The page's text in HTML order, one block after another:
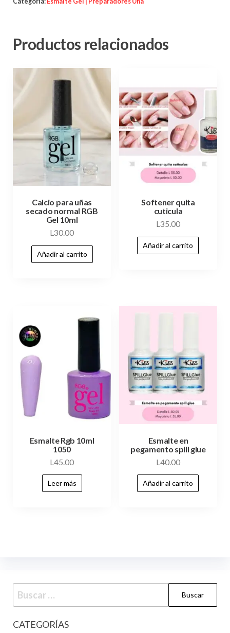
Productos relacionados
Calcio para uñas
secado normal RGB
Gel 10ml
L30.00
Añadir al carrito
Softener quita
cuticula
L35.00
Añadir al carrito
Esmalte Rgb 10ml
1050
L45.00
Leer más
Esmalte en
pegamento spill glue
L40.00
Añadir al carrito
CATEGORÍAS